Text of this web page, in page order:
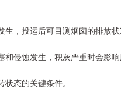
，投运后可目测烟囱的排放状
侵蚀发生，积灰严重时会影响
态的关键条件。